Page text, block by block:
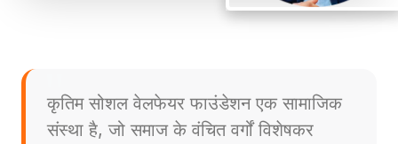
कृतिम सोशल वेलफेयर फाउंडेशन एक सामाजिक
संस्था है, जो समाज के वंचित वर्गों विशेषकर